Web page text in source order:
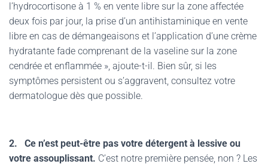
l’hydrocortisone à 1 % en vente libre sur la zone affectée
deux fois par jour, la prise d’un antihistaminique en vente
libre en cas de démangeaisons et l’application d’une crème
hydratante fade comprenant de la vaseline sur la zone
cendrée et enflammée », ajoute-t-il. Bien sûr, si les
symptômes persistent ou s’aggravent, consultez votre
dermatologue dès que possible.
2.
Ce n’est peut-être pas votre détergent à lessive ou
votre assouplissant. C’est notre première pensée, non ? Les